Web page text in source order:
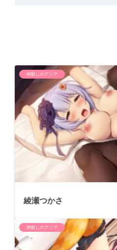
神殺しのアリア
綾瀬つかさ
神殺しのアリア